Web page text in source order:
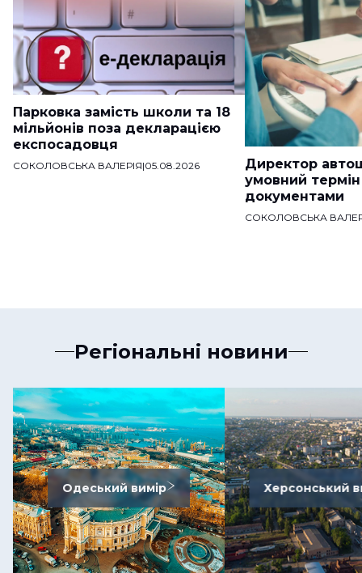
Парковка замість школи та 18
мільйонів поза декларацією
експосадовця
СОКОЛОВСЬКА ВАЛЕРІЯ|05.08.2026
Директор
умовний
документами
СОКОЛОВСЬКА
Регіональні новини
Одеський вимір Херсонський